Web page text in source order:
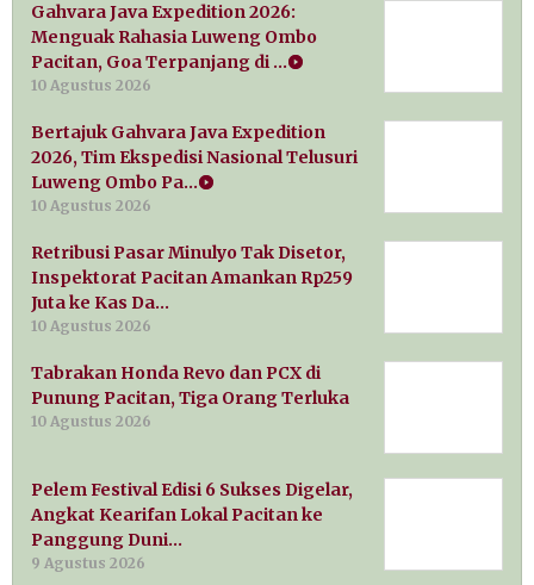
Gahvara Java Expedition 2026:
Menguak Rahasia Luweng Ombo
Pacitan, Goa Terpanjang di …
10 Agustus 2026
Bertajuk Gahvara Java Expedition
2026, Tim Ekspedisi Nasional Telusuri
Luweng Ombo Pa…
10 Agustus 2026
Retribusi Pasar Minulyo Tak Disetor,
Inspektorat Pacitan Amankan Rp259
Juta ke Kas Da…
10 Agustus 2026
Tabrakan Honda Revo dan PCX di
Punung Pacitan, Tiga Orang Terluka
10 Agustus 2026
Pelem Festival Edisi 6 Sukses Digelar,
Angkat Kearifan Lokal Pacitan ke
Panggung Duni…
9 Agustus 2026